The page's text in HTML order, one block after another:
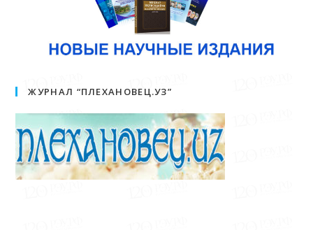
ЖУРНАЛ “ПЛЕХАНОВЕЦ.УЗ”